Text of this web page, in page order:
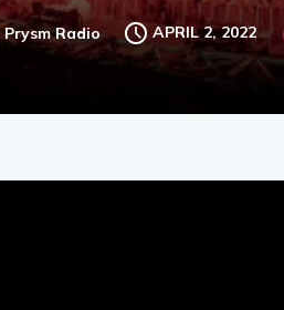
Prysm Radio APRIL 2, 2022